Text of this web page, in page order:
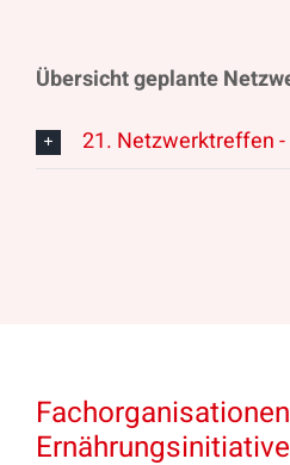
Übersicht geplante
21. Netzwerktreffen